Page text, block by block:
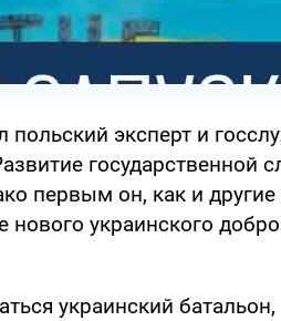
польский эксперт и
государственной
первым он, как и другие
украинского
украинский батальон,